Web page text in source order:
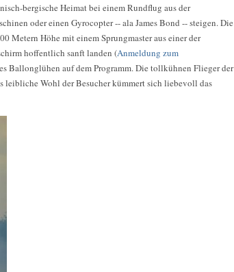
bergische Heimat bei einem Rundflug aus der
oder einen Gyrocopter -- ala James Bond -- steigen. Die
Metern Höhe mit einem Sprungmaster aus einer der
hoffentlich sanft landen (Anmeldung zum
Ballonglühen auf dem Programm. Die tollkühnen Flieger der
leibliche Wohl der Besucher kümmert sich liebevoll das